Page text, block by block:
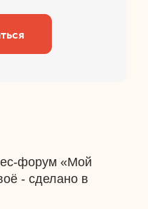
форум «Мой
- сделано в